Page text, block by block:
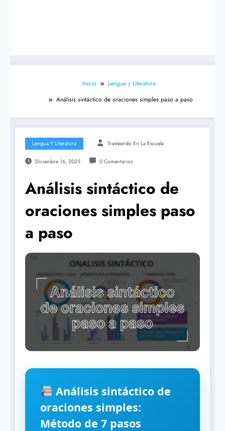
Inicio
Lengua y Literatura
Análisis sintáctico de oraciones simples paso a paso
Lengua Y Literatura Trasteando En La Escuela
Diciembre 16, 2025 0 Comentarios
Análisis sintáctico de
oraciones simples paso
a paso
Análisis sintáctico de
oraciones simples:
Método de 7 pasos